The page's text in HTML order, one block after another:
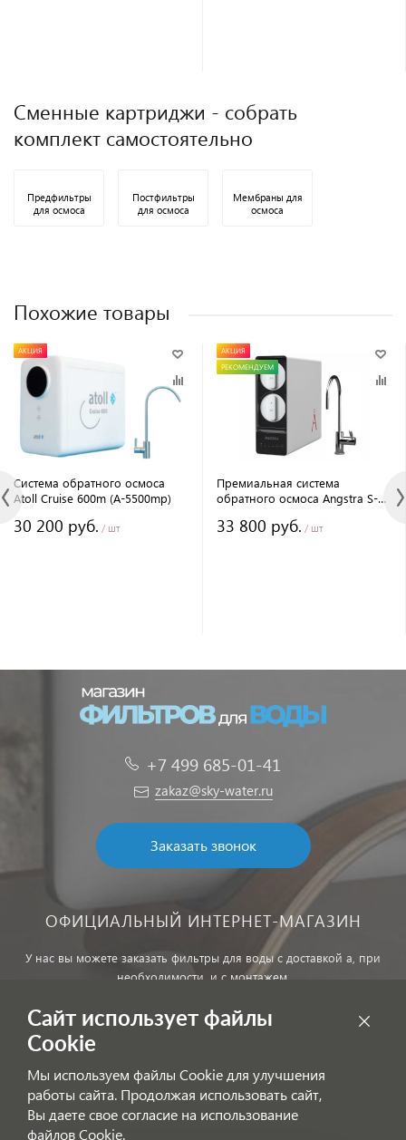
Сменные картриджи - собрать
комплект самостоятельно
Предфильтры
для осмоса
Постфильтры
для осмоса
Мембраны для
осмоса
Похожие товары
АКЦИЯ
Система обратного осмоса
Atoll Cruise 600m (A-5500mp)
30 200 руб. / шт
АКЦИЯ
РЕКОМЕНДУЕМ
Премиальная система
обратного осмоса Angstra S-
33 800 руб. / шт
+7 499 685-01-41
zakaz@sky-water.ru
Заказать звонок
ОФИЦИАЛЬНЫЙ ИНТЕРНЕТ-МАГАЗИН
У нас вы можете заказать фильтры для воды с доставкой а, при
необходимости, и с монтажем.
офертой!
Согласие на получение информационных рассылок
Сайт использует файлы
Cookie
Мы используем файлы Cookie для улучшения
работы сайта. Продолжая использовать сайт,
Вы даете свое согласие на использование
файлов Cookie.